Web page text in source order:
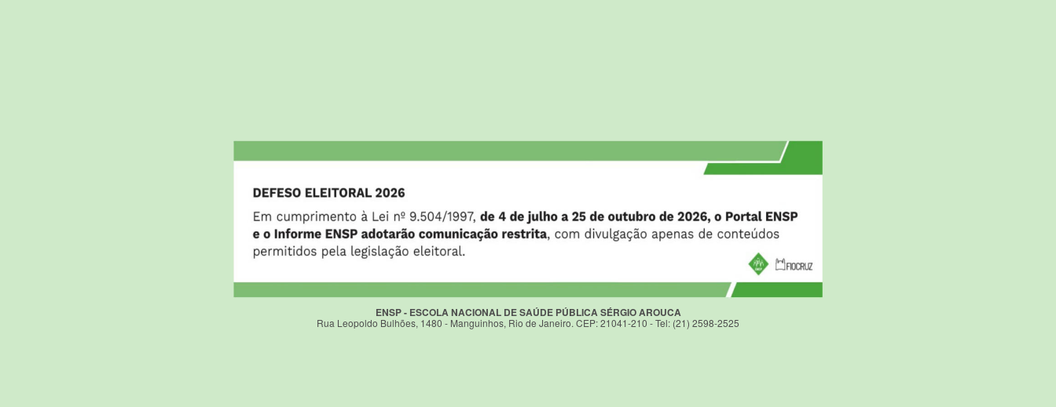
ENSP - ESCOLA NACIONAL DE SAÚDE PÚBLICA SÉRGIO AROUCA
Rua Leopoldo Bulhões, 1480 - Manguinhos, Rio de Janeiro. CEP: 21041-210 - Tel: (21) 2598-2525